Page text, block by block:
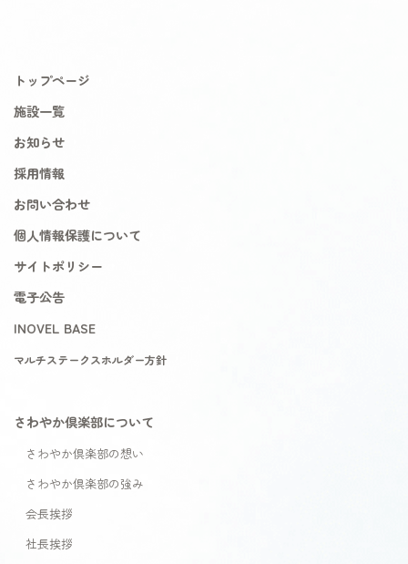
トップページ
施設一覧
お知らせ
採用情報
お問い合わせ
個人情報保護について
サイトポリシー
電子公告
INOVEL BASE
マルチステークスホルダー方針
さわやか倶楽部について
さわやか倶楽部の想い
さわやか倶楽部の強み
会長挨拶
社長挨拶